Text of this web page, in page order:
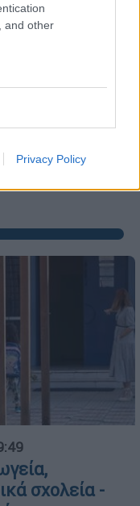
and other
Privacy Policy
σχολεία -